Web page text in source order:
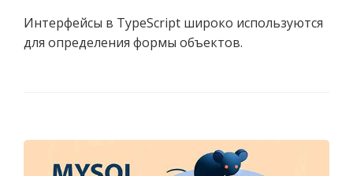
Интерфейсы в TypeScript широко используются
для определения формы объектов.